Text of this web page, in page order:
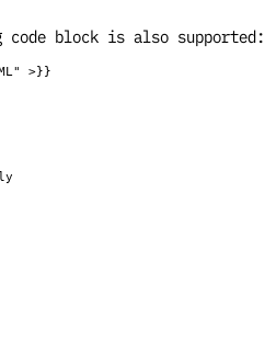
code block is also supported: